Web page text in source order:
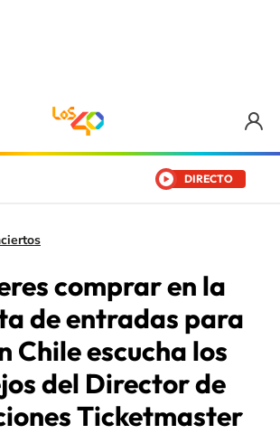
DIRECTO
comprar en la
de entradas para
Chile escucha los
del Director de
Ticketmaster